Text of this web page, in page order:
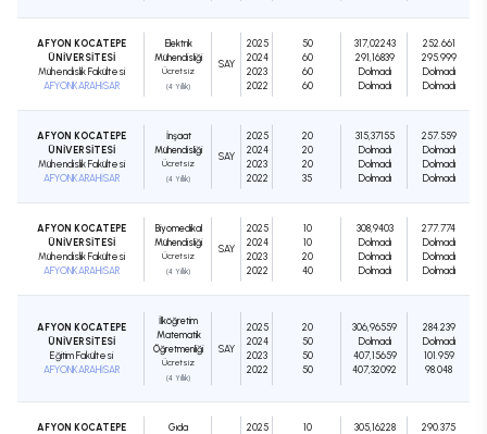
AFYON KOCATEPE
ÜNİVERSİTESİ
Mühendislik Fakültesi
AFYONKARAHİSAR
Elektrik
Mühendisliği
Ücretsiz
(4 Yıllık)
SAY
2025
2024
2023
2022
50
60
60
60
317,02243
291,16839
Dolmadı
Dolmadı
252.661
295.999
Dolmadı
Dolmadı
AFYON KOCATEPE
ÜNİVERSİTESİ
Mühendislik Fakültesi
AFYONKARAHİSAR
İnşaat
Mühendisliği
Ücretsiz
(4 Yıllık)
SAY
2025
2024
2023
2022
20
20
20
35
315,37155
Dolmadı
Dolmadı
Dolmadı
257.559
Dolmadı
Dolmadı
Dolmadı
AFYON KOCATEPE
ÜNİVERSİTESİ
Mühendislik Fakültesi
AFYONKARAHİSAR
Biyomedikal
Mühendisliği
Ücretsiz
(4 Yıllık)
SAY
2025
2024
2023
2022
10
10
20
40
308,9403
Dolmadı
Dolmadı
Dolmadı
277.774
Dolmadı
Dolmadı
Dolmadı
AFYON KOCATEPE
ÜNİVERSİTESİ
Eğitim Fakültesi
AFYONKARAHİSAR
İlköğretim
Matematik
Öğretmenliği
Ücretsiz
(4 Yıllık)
SAY
2025
2024
2023
2022
20
50
50
50
306,96559
Dolmadı
407,15659
407,32092
284.239
Dolmadı
101.959
98.048
AFYON KOCATEPE
Gıda
2025
10
305,16228
290.375